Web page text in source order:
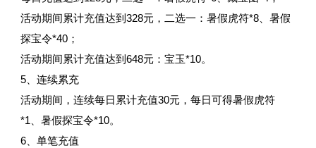
活动期间累计充值达到328元，二选一：暑假虎符*8、暑假
探宝令*40；
活动期间累计充值达到648元：宝玉*10。
5、连续累充
活动期间，连续每日累计充值30元，每日可得暑假虎符
*1、暑假探宝令*10。
6、单笔充值